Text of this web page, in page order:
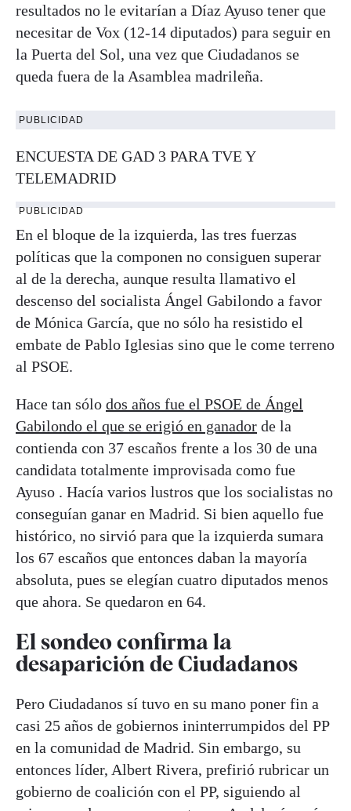
resultados no le evitarían a Díaz Ayuso tener que
necesitar de Vox (12-14 diputados) para seguir en
la Puerta del Sol, una vez que Ciudadanos se
queda fuera de la Asamblea madrileña.
PUBLICIDAD
ENCUESTA DE GAD 3 PARA TVE Y
TELEMADRID
PUBLICIDAD
En el bloque de la izquierda, las tres fuerzas
políticas que la componen no consiguen superar
al de la derecha, aunque resulta llamativo el
descenso del socialista Ángel Gabilondo a favor
de Mónica García, que no sólo ha resistido el
embate de Pablo Iglesias sino que le come terreno
al PSOE.
Hace tan sólo dos años fue el PSOE de Ángel
Gabilondo el que se erigió en ganador de la
contienda con 37 escaños frente a los 30 de una
candidata totalmente improvisada como fue
Ayuso . Hacía varios lustros que los socialistas no
conseguían ganar en Madrid. Si bien aquello fue
histórico, no sirvió para que la izquierda sumara
los 67 escaños que entonces daban la mayoría
absoluta, pues se elegían cuatro diputados menos
que ahora. Se quedaron en 64.
El sondeo confirma la
desaparición de Ciudadanos
Pero Ciudadanos sí tuvo en su mano poner fin a
casi 25 años de gobiernos ininterrumpidos del PP
en la comunidad de Madrid. Sin embargo, su
entonces líder, Albert Rivera, prefirió rubricar un
gobierno de coalición con el PP, siguiendo al